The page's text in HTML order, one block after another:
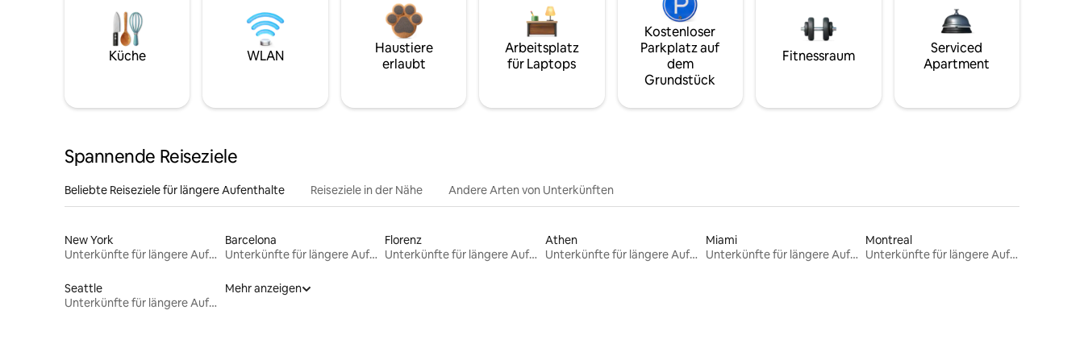
Küche WLAN
Haustiere
erlaubt
Arbeitsplatz
für Laptops
Kostenloser
Parkplatz auf
dem
Grundstück
Fitnessraum
Serviced
Apartment
Spannende Reiseziele
Beliebte Reiseziele für längere Aufenthalte Reiseziele in der Nähe Andere Arten von Unterkünften
New York
Unterkünfte für längere Aufenthalte
Barcelona
Unterkünfte für längere Aufenthalte
Florenz
Unterkünfte für längere Aufenthalte
Athen
Unterkünfte für längere Aufenthalte
Miami
Unterkünfte für längere Aufenthalte
Montreal
Unterkünfte für längere Aufenthalte
Seattle
Unterkünfte für längere Aufenthalte
Mehr anzeigen